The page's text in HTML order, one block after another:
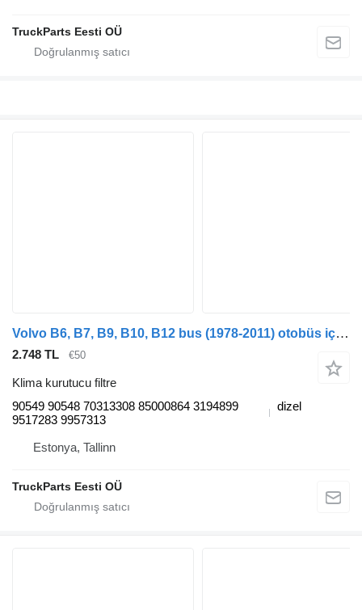
TruckParts Eesti OÜ
Volvo B6, B7, B9, B10, B12 bus (1978-2011) otobüs için Haldex B12B (01.97-12.11) 90549 90548 klima kurutucu filtre
2.748 TL €50
Klima kurutucu filtre
90549 90548 70313308 85000864 3194899
9517283 9957313
dizel
Estonya, Tallinn
TruckParts Eesti OÜ